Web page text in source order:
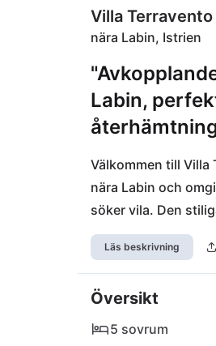
Villa Terravento
nära Labin, Istrien
Labin,
Välkommen till Villa
nära Labin och
söker vila. Den
uppvärmda poolen
För kulinariska
så erbjuder de
ni vill tillbringa en
naturparken Učka,
Läs beskrivning
Översikt
5 sovrum